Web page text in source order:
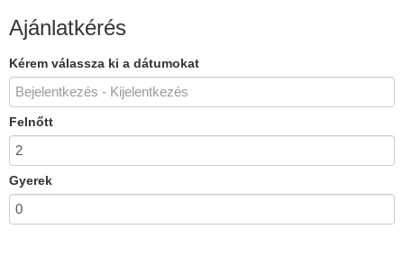
Ajánlatkérés
Kérem válassza ki a dátumokat
Felnőtt
Gyerek